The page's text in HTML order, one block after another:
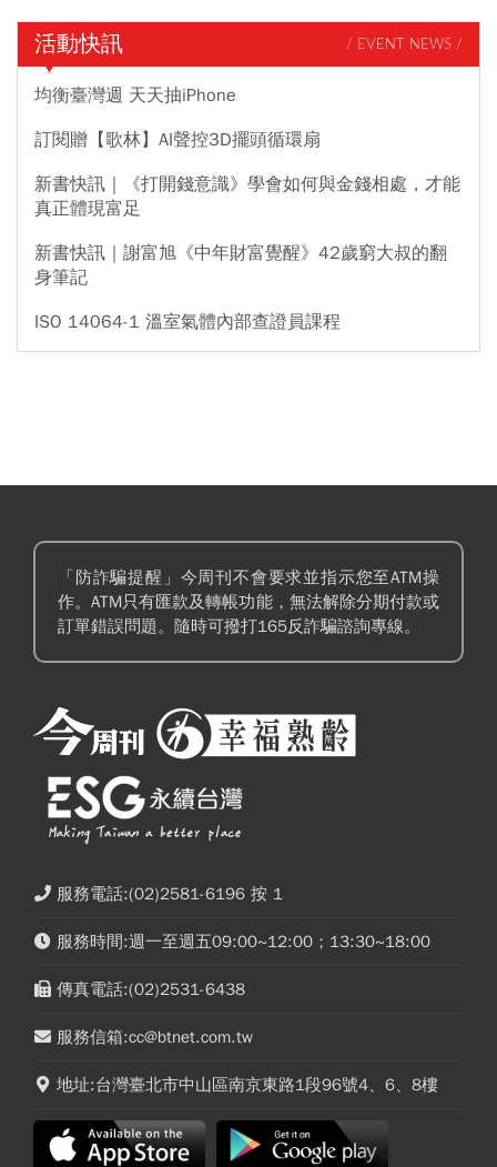
活動快訊 / EVENT NEWS /
均衡臺灣週 天天抽iPhone
訂閱贈【歌林】AI聲控3D擺頭循環扇
新書快訊｜《打開錢意識》學會如何與金錢相處，才能
真正體現富足
新書快訊｜謝富旭《中年財富覺醒》42歲窮大叔的翻
身筆記
ISO 14064-1 溫室氣體內部查證員課程
「防詐騙提醒」今周刊不會要求並指示您至ATM操
作。ATM只有匯款及轉帳功能，無法解除分期付款或
訂單錯誤問題。隨時可撥打165反詐騙諮詢專線。
服務電話:(02)2581-6196 按 1
服務時間:週一至週五09:00~12:00；13:30~18:00
傳真電話:(02)2531-6438
服務信箱:cc@btnet.com.tw
地址:台灣臺北市中山區南京東路1段96號4、6、8樓